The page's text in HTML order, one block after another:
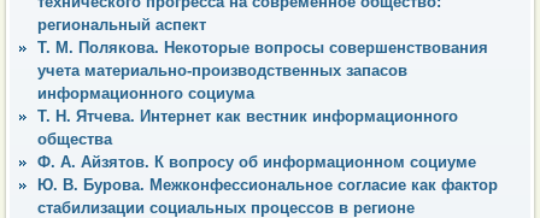
региональный аспект
Т. М. Полякова. Некоторые вопросы совершенствования
учета материально-производственных запасов
информационного социума
Т. Н. Ятчева. Интернет как вестник информационного
общества
Ф. А. Айзятов. К вопросу об информационном социуме
Ю. В. Бурова. Межконфессиональное согласие как фактор
стабилизации социальных процессов в регионе